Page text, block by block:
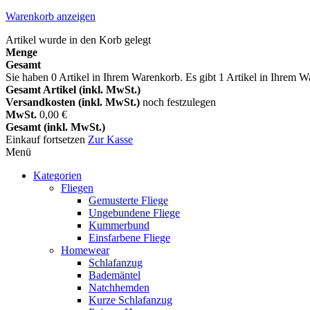
Warenkorb anzeigen
Artikel wurde in den Korb gelegt
Menge
Gesamt
Sie haben 0 Artikel in Ihrem Warenkorb. Es gibt 1 Artikel in Ihrem
Gesamt Artikel (inkl. MwSt.)
Versandkosten (inkl. MwSt.) noch festzulegen
MwSt. 0,00 €
Gesamt (inkl. MwSt.)
Einkauf fortsetzen Zur Kasse
Menü
Kategorien
Fliegen
Gemusterte Fliege
Ungebundene Fliege
Kummerbund
Einsfarbene Fliege
Homewear
Schlafanzug
Bademäntel
Natchhemden
Kurze Schlafanzug